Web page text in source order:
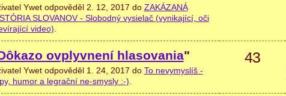
Ywet odpověděl 2. 12, 2017 do ZAKÁZANÁ
SLOVANOV - Slobodný vysielač (vynikající, oči
video).
ovplyvnení hlasovania"
Ywet odpověděl 1. 24, 2017 do To nevymyslíš -
humor a legrační ne-smysly :-).
43